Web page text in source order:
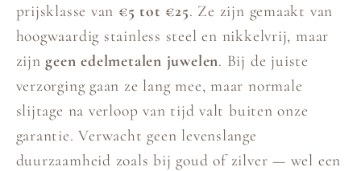
prijsklasse van €5 tot €25. Ze zijn gemaakt van
hoogwaardig stainless steel en nikkelvrij, maar
zijn geen edelmetalen juwelen. Bij de juiste
verzorging gaan ze lang mee, maar normale
slijtage na verloop van tijd valt buiten onze
garantie. Verwacht geen levenslange
duurzaamheid zoals bij goud of zilver — wel een